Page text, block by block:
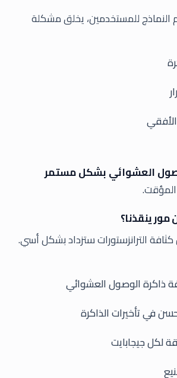
النماذج للمستخدمين، يخلق مشكلة
العشوائي بشكل مستمر
مور ينقذنا؟
الترانزستورات ستزداد بشكل أسي.
ذاكرة الوصول العشوائي
في تأخيرات الذاكرة
لكل جيجابايت